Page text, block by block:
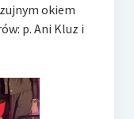
okiem
p. Ani Kluz i